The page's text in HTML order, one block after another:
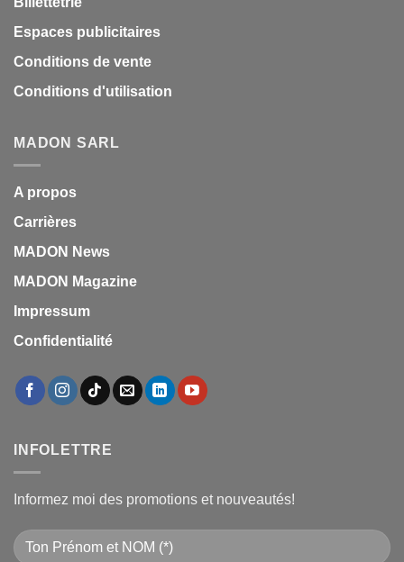
Espaces publicitaires
Conditions de vente
Conditions d'utilisation
MADON SARL
A propos
Carrières
MADON News
MADON Magazine
Impressum
Confidentialité
INFOLETTRE
Informez moi des promotions et nouveautés!